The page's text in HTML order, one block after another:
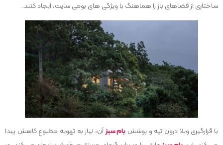
ساختاری از فضاهای باز را هماهنگ با ویژگی های بومی سایت، ایجاد کنند.
با قرارگیری ویلا درون تپه و پوشش بام سبزآن، نیاز به تهویه مطبوع کاهش پیدا